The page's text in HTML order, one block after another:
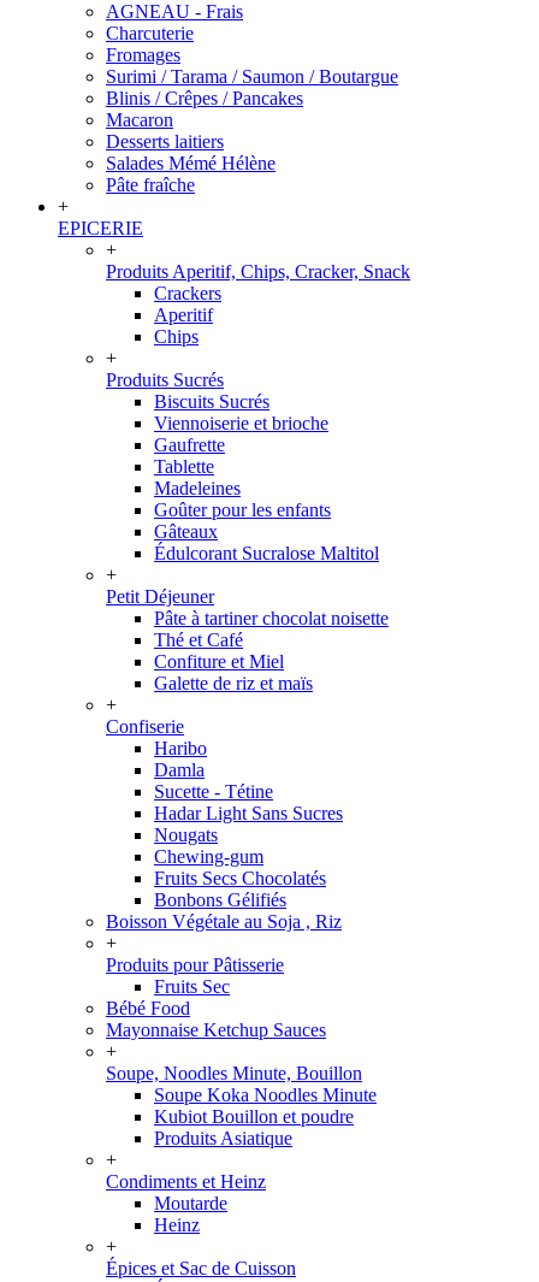
AGNEAU - Frais
Charcuterie
Fromages
Surimi / Tarama / Saumon / Boutargue
Blinis / Crêpes / Pancakes
Macaron
Desserts laitiers
Salades Mémé Hélène
Pâte fraîche
+
EPICERIE
+
Produits Aperitif, Chips, Cracker, Snack
Crackers
Aperitif
Chips
+
Produits Sucrés
Biscuits Sucrés
Viennoiserie et brioche
Gaufrette
Tablette
Madeleines
Goûter pour les enfants
Gâteaux
Édulcorant Sucralose Maltitol
+
Petit Déjeuner
Pâte à tartiner chocolat noisette
Thé et Café
Confiture et Miel
Galette de riz et maïs
+
Confiserie
Haribo
Damla
Sucette - Tétine
Hadar Light Sans Sucres
Nougats
Chewing-gum
Fruits Secs Chocolatés
Bonbons Gélifiés
Boisson Végétale au Soja , Riz
+
Produits pour Pâtisserie
Fruits Sec
Bébé Food
Mayonnaise Ketchup Sauces
+
Soupe, Noodles Minute, Bouillon
Soupe Koka Noodles Minute
Kubiot Bouillon et poudre
Produits Asiatique
+
Condiments et Heinz
Moutarde
Heinz
+
Épices et Sac de Cuisson